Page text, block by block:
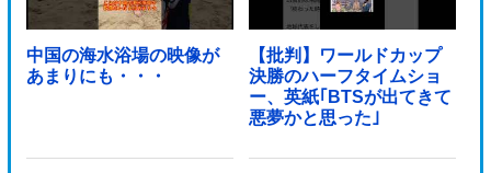
中国の海水浴場の映像が
あまりにも・・・
【批判】ワールドカップ
決勝のハーフタイムショ
ー、英紙｢BTSが出てきて
悪夢かと思った｣